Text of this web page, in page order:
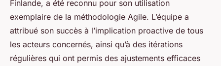
Finlande, a été reconnu pour son utilisation
exemplaire de la méthodologie Agile. L’équipe a
attribué son succès à l’implication proactive de tous
les acteurs concernés, ainsi qu’à des itérations
régulières qui ont permis des ajustements efficaces